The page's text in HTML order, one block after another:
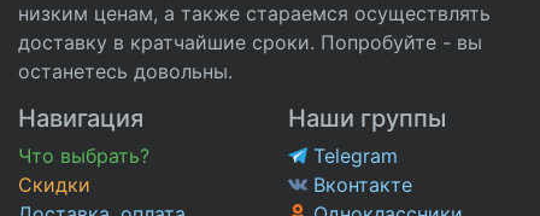
низким ценам, а также стараемся осуществлять
доставку в кратчайшие сроки. Попробуйте - вы
останетесь довольны.
Навигация
Что выбрать?
Скидки
Наши группы
Telegram
Вконтакте